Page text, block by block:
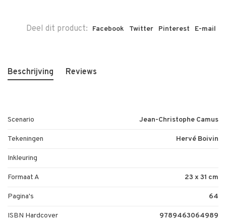
Deel dit product: Facebook Twitter Pinterest E-mail
Beschrijving Reviews
Scenario Jean-Christophe Camus
Tekeningen Hervé Boivin
Inkleuring
Formaat A 23 x 31 cm
Pagina's 64
ISBN Hardcover 9789463064989